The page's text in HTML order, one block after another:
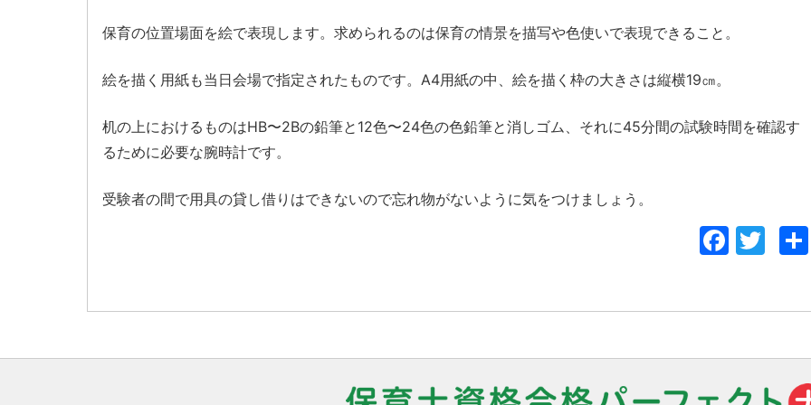
保育の位置場面を絵で表現します。求められるのは保育の情景を描写や色使いで表現できること。
絵を描く用紙も当日会場で指定されたものです。A4用紙の中、絵を描く枠の大きさは縦横19㎝。
机の上におけるものはHB〜2Bの鉛筆と12色〜24色の色鉛筆と消しゴム、それに45分間の試験時間を確認す
るために必要な腕時計です。
受験者の間で用具の貸し借りはできないので忘れ物がないように気をつけましょう。